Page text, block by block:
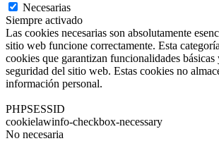
Necesarias
Siempre activado
Las cookies necesarias son absolutamente
sitio web funcione correctamente. Esta
cookies que garantizan funcionalidades básicas
seguridad del sitio web. Estas cookies no
información personal.
PHPSESSID
cookielawinfo-checkbox-necessary
No necesaria